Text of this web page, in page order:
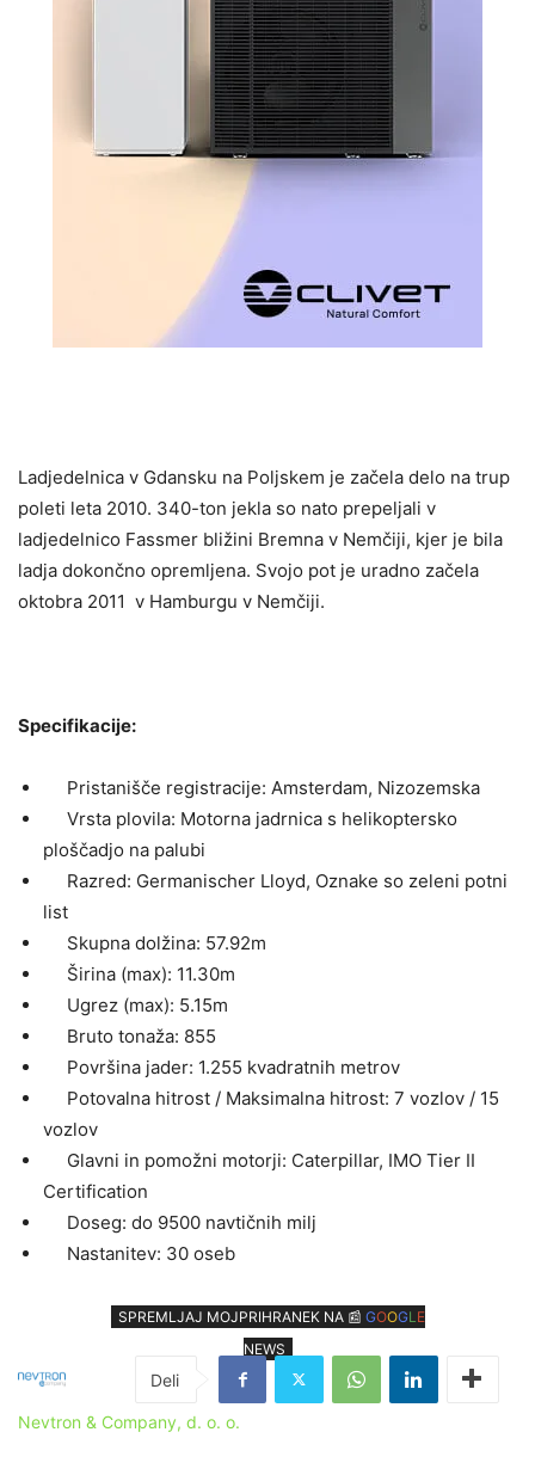
Ladjedelnica v Gdansku na Poljskem je začela delo na trup
poleti leta 2010. 340-ton jekla so nato prepeljali v
ladjedelnico Fassmer bližini Bremna v Nemčiji, kjer je bila
ladja dokončno opremljena. Svojo pot je uradno začela
oktobra 2011 v Hamburgu v Nemčiji.
Specifikacije:
Pristanišče registracije: Amsterdam, Nizozemska
Vrsta plovila: Motorna jadrnica s helikoptersko
ploščadjo na palubi
Razred: Germanischer Lloyd, Oznake so zeleni potni
list
Skupna dolžina: 57.92m
Širina (max): 11.30m
Ugrez (max): 5.15m
Bruto tonaža: 855
Površina jader: 1.255 kvadratnih metrov
Potovalna hitrost ​​/ Maksimalna hitrost: 7 vozlov / 15
vozlov
Glavni in pomožni motorji: Caterpillar, IMO Tier II
Certification
Doseg: do 9500 navtičnih milj
Nastanitev: 30 oseb
SPREMLJAJ MOJPRIHRANEK NA 📰 GOOGL E
NEWS
Nevtron & Company, d. o. o.